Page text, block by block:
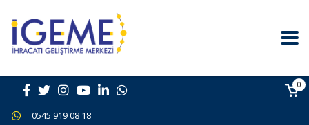
0545 919 08 18
0